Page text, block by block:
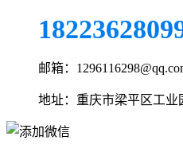
邮箱：
地址：重庆市梁平区工业